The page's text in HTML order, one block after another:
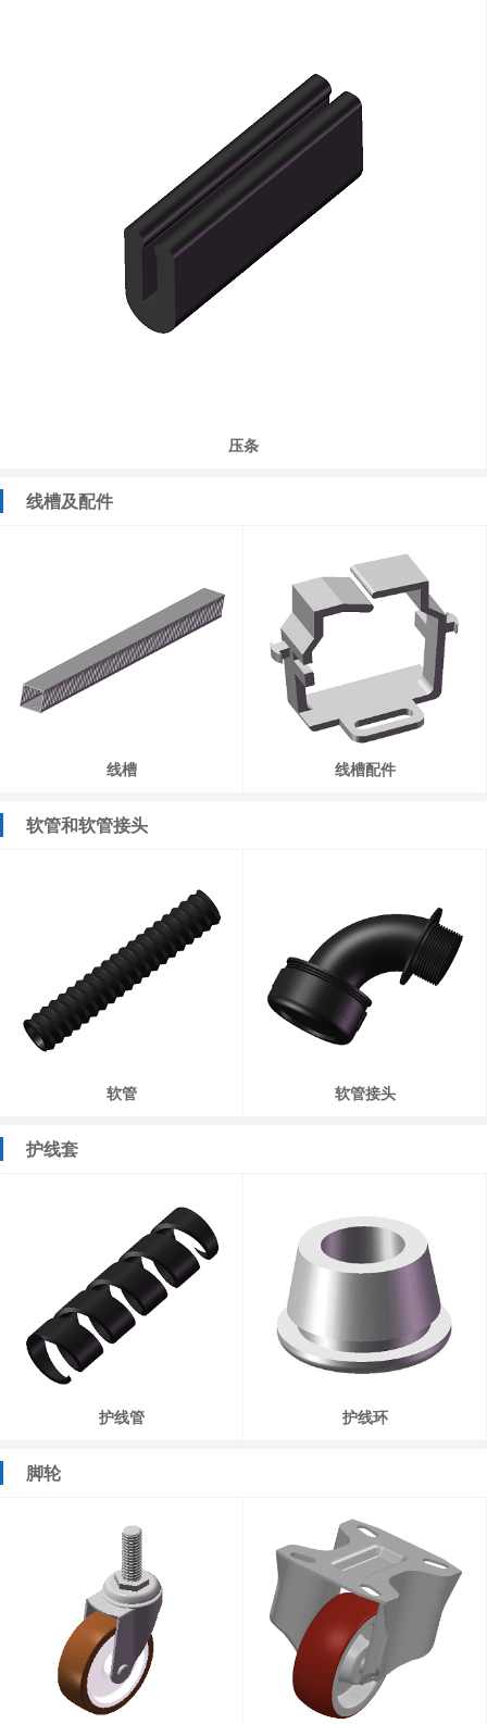
压条
线槽及配件
线槽 线槽配件
软管和软管接头
软管 软管接头
护线套
护线管 护线环
脚轮